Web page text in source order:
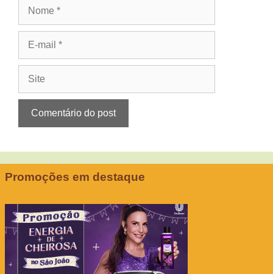
Promoções em destaque